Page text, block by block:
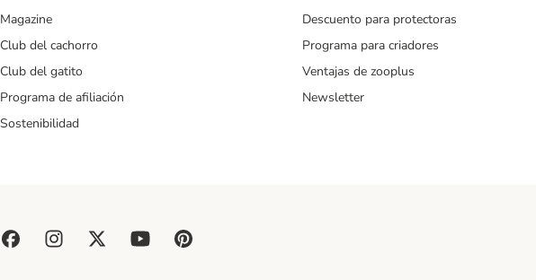
Magazine
Club del cachorro
Club del gatito
Programa de afiliación
Sostenibilidad
Descuento para protectoras
Programa para criadores
Ventajas de zooplus
Newsletter